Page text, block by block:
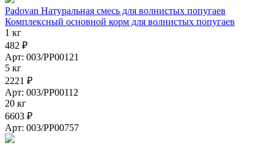
Padovan Натуральная смесь для волнистых попугаев
Комплексный основной корм для волнистых попугаев
1 кг
482 ₽
Арт: 003/PP00121
5 кг
2221 ₽
Арт: 003/PP00112
20 кг
6603 ₽
Арт: 003/PP00757